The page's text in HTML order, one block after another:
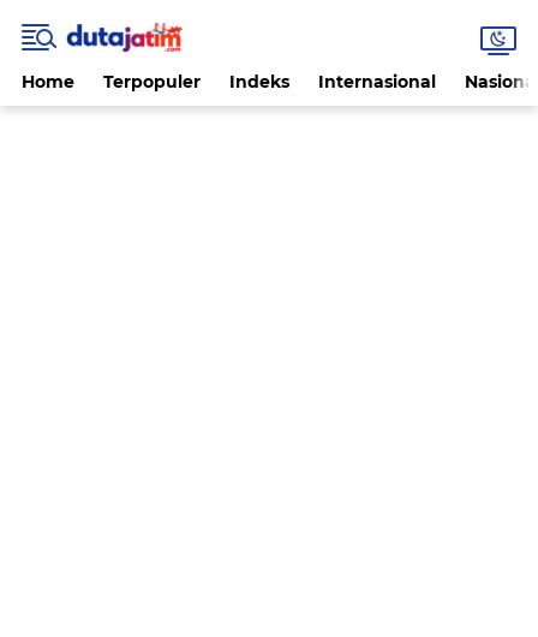
Home Terpopuler Indeks Internasional